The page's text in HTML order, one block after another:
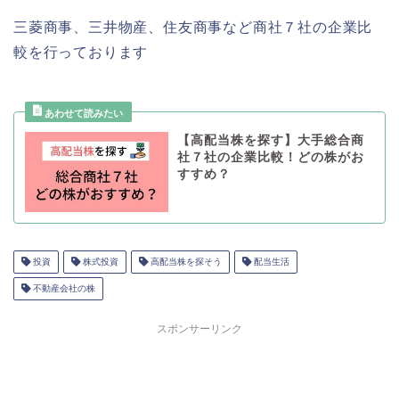
三菱商事、三井物産、住友商事など商社７社の企業比
較を行っております
【高配当株を探す】大手総合商
社７社の企業比較！どの株がお
すすめ？
投資 株式投資 高配当株を探そう 配当生活
不動産会社の株
スポンサーリンク